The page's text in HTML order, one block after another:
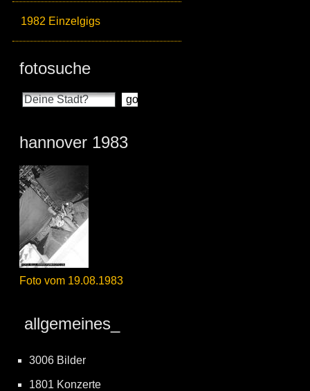
1982 Einzelgigs
fotosuche
hannover 1983
Foto vom 19.08.1983
allgemeines_
3006 Bilder
1801 Konzerte